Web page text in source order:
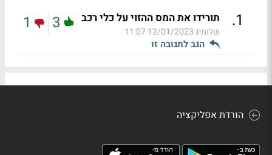
1
. תורידו את המס ההזוי על כלי רכב
שלומיג12/01/2023 11:07
הגב לתגובה זו
3
1
הורדת אפליקציה